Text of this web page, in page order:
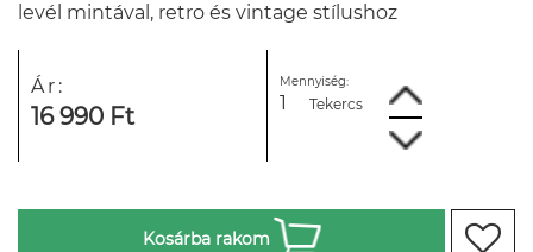
levél mintával, retro és vintage stílushoz
Ár:
16 990 Ft
Mennyiség:
Tekercs
Kosárba rakom